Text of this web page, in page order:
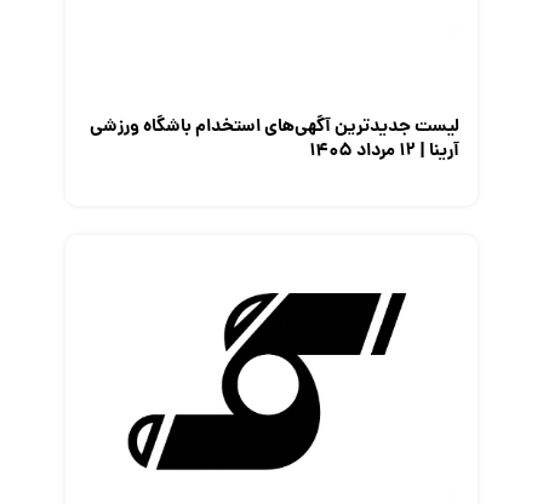
لیست جدیدترین آگهی‌های استخدام باشگاه ورزشی
آرینا | ۱۲ مرداد ۱۴۰۵